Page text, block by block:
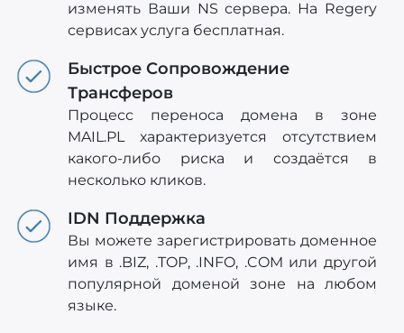
изменять Ваши NS сервера. На Regery
сервисах услуга бесплатная.
Быстрое Сопровождение
Трансферов
Процесс переноса домена в зоне
MAIL.PL характеризуется отсутствием
какого-либо риска и создаётся в
несколько кликов.
IDN Поддержка
Вы можете зарегистрировать доменное
имя в .BIZ, .TOP, .INFO, .COM или другой
популярной доменой зоне на любом
языке.